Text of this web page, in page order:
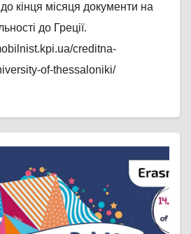
кінця місяця документи на
до Греції.
creditna-
of-thessaloniki/